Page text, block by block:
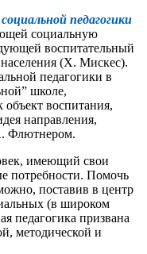
педагогики
социальную
воспитательный
(Х. Мискес).
педагогики в
школе,
объект воспитания,
направления,
Флютнером.
имеющий свои
потребности. Помочь
поставив в центр
(в широком
педагогика призвана
методической и